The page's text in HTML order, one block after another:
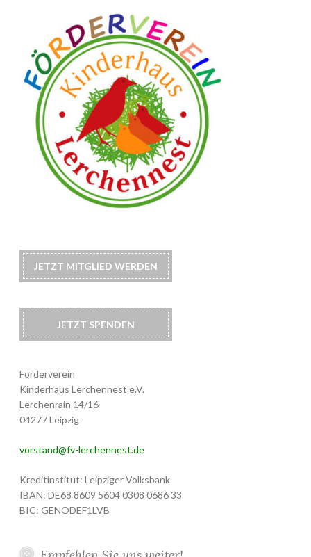
JETZT MITGLIED WERDEN
JETZT SPENDEN
Förderverein
Kinderhaus Lerchennest e.V.
Lerchenrain 14/16
04277 Leipzig
vorstand@fv-lerchennest.de
Kreditinstitut: Leipziger Volksbank
IBAN: DE68 8609 5604 0308 0686 33
BIC: GENODEF1LVB